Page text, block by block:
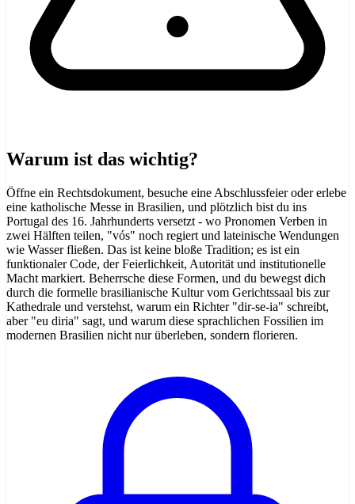
Warum ist das wichtig?
Öffne ein Rechtsdokument, besuche eine Abschlussfeier oder erlebe
eine katholische Messe in Brasilien, und plötzlich bist du ins
Portugal des 16. Jahrhunderts versetzt - wo Pronomen Verben in
zwei Hälften teilen, "vós" noch regiert und lateinische Wendungen
wie Wasser fließen. Das ist keine bloße Tradition; es ist ein
funktionaler Code, der Feierlichkeit, Autorität und institutionelle
Macht markiert. Beherrsche diese Formen, und du bewegst dich
durch die formelle brasilianische Kultur vom Gerichtssaal bis zur
Kathedrale und verstehst, warum ein Richter "dir-se-ia" schreibt,
aber "eu diria" sagt, und warum diese sprachlichen Fossilien im
modernen Brasilien nicht nur überleben, sondern florieren.